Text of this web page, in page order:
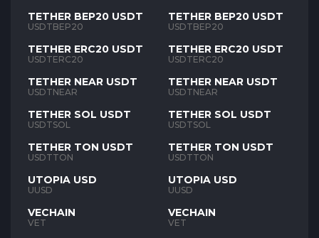
TETHER BEP20 USDT
USDTBEP20
TETHER ERC20 USDT
USDTERC20
TETHER NEAR USDT
USDTNEAR
TETHER SOL USDT
USDTSOL
TETHER TON USDT
USDTTON
UTOPIA USD
UUSD
VECHAIN
VET
TETHER BEP20 USDT
USDTBEP20
TETHER ERC20 USDT
USDTERC20
TETHER NEAR USDT
USDTNEAR
TETHER SOL USDT
USDTSOL
TETHER TON USDT
USDTTON
UTOPIA USD
UUSD
VECHAIN
VET